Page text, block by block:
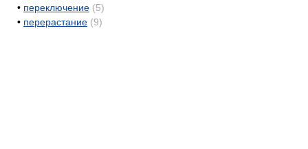
• переключение (5)
• перерастание (9)